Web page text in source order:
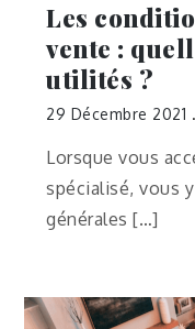
Les
vente :
utilités ?
29 Décembre 2021
Lorsque vous
spécialisé, vous
générales […]